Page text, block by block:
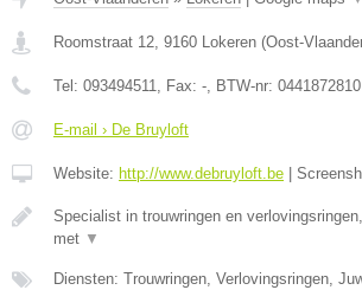
Roomstraat 12, 9160 Lokeren (Oost-
Tel: 093494511, Fax: -, BTW-nr: 0441872810
E-mail › De Bruyloft
Website: http://www.debruyloft.be
Specialist in trouwringen en
met ▼
Diensten: Trouwringen, Verlovingsringen,